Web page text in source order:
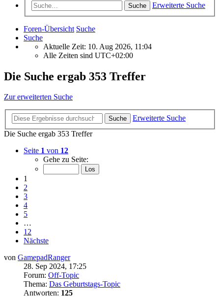
Suche Erweiterte Suche
Foren-Übersicht Suche
Suche
Aktuelle Zeit: 10. Aug 2026, 11:04
Alle Zeiten sind UTC+02:00
Die Suche ergab 353 Treffer
Zur erweiterten Suche
Suche
Erweiterte Suche
Die Suche ergab 353 Treffer
Seite 1 von 12
Gehe zu Seite:
1
2
3
4
5
…
12
Nächste
von GamepadRanger
28. Sep 2024, 17:25
Forum: Off-Topic
Thema: Das Geburtstags-Topic
Antworten: 125